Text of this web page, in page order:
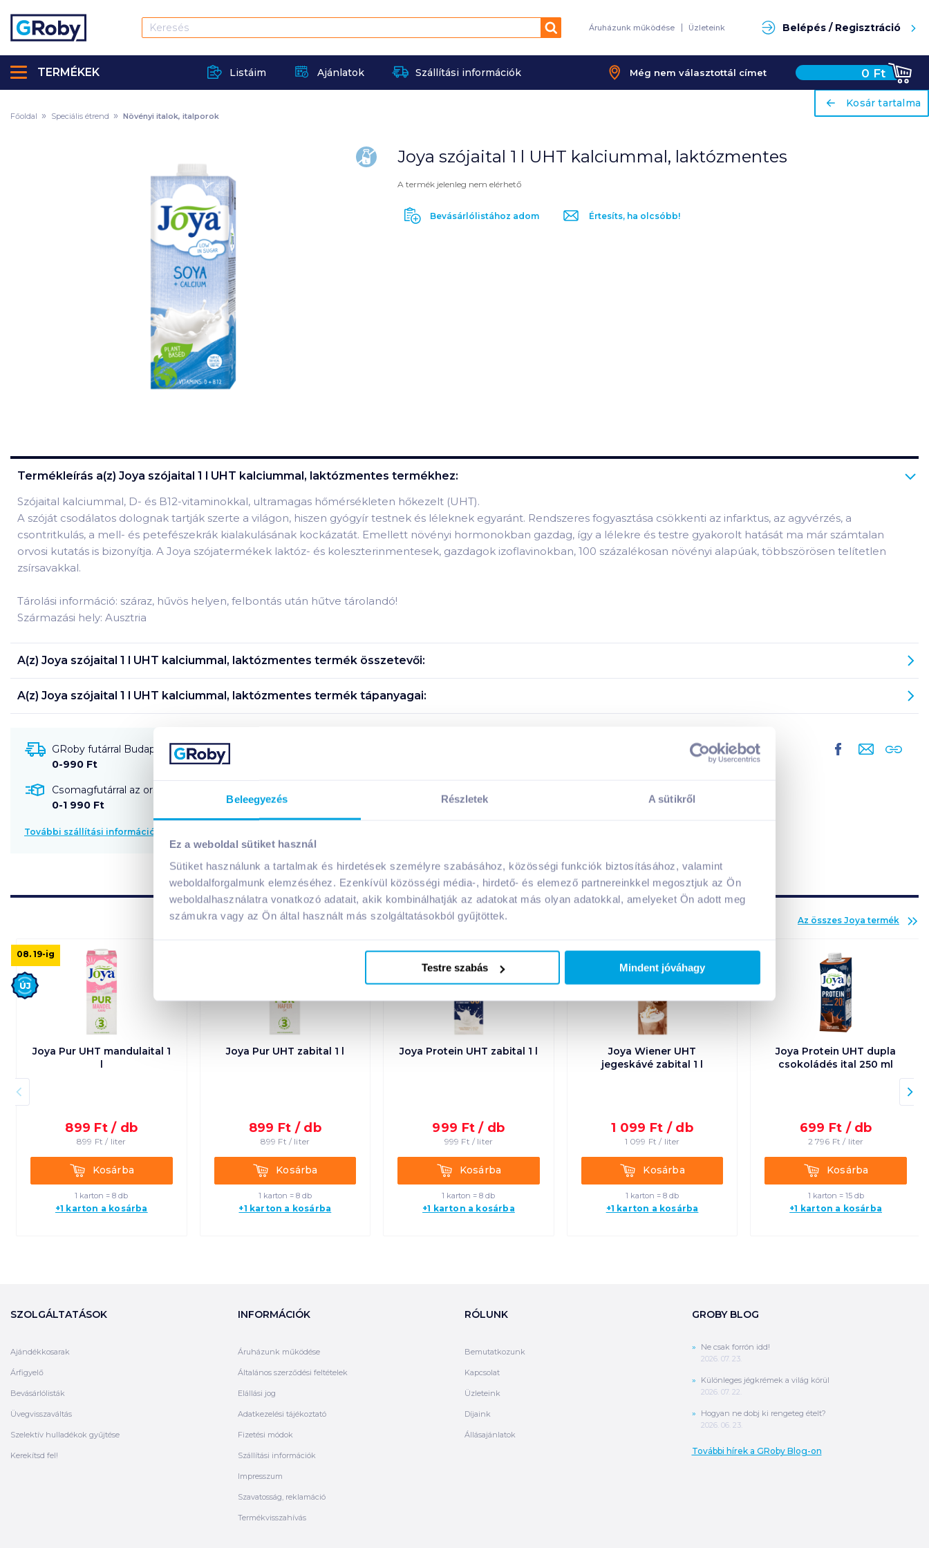
Beleegyezés Részletek A sütikről
Ez a weboldal sütiket használ
Sütiket használunk a tartalmak és hirdetések személyre szabásához, közösségi funkciók biztosításához, valamint
weboldalforgalmunk elemzéséhez. Ezenkívül közösségi média-, hirdető- és elemező partnereinkkel megosztjuk az Ön
weboldalhasználatra vonatkozó adatait, akik kombinálhatják az adatokat más olyan adatokkal, amelyeket Ön adott meg
számukra vagy az Ön által használt más szolgáltatásokból gyűjtöttek.
Testre szabás Mindent jóváhagy
Keresés Áruházunk működése Üzleteink Belépés / Regisztráció
Listáim Ajánlatok Szállítási információk Még nem választottál címet 0 Ft
TERMÉKEK
ariaLabel
Kosár tartalma
Adj hozzá termékeket!
Főoldal Speciális étrend Növényi italok, italporok
laktózmentesJoya szójaital 1 l UHT kalciummal, laktózmentes
A termék jelenleg nem elérhető
Bevásárlólistához adom Értesíts, ha olcsóbb!
Termékleírás a(z) Joya szójaital 1 l UHT kalciummal, laktózmentes termékhez:
Szójaital kalciummal, D- és B12-vitaminokkal, ultramagas hőmérsékleten hőkezelt (UHT).
A szóját csodálatos dolognak tartják szerte a világon, hiszen gyógyír testnek és léleknek egyaránt. Rendszeres fogyasztása csökkenti az infarktus, az agyvérzés, a
csontritkulás, a mell- és petefészekrák kialakulásának kockázatát. Emellett növényi hormonokban gazdag, így a lélekre és testre gyakorolt hatását ma már számtalan
orvosi kutatás is bizonyítja. A Joya szójatermékek laktóz- és koleszterinmentesek, gazdagok izoflavinokban, 100 százalékosan növényi alapúak, többszörösen telítetlen
zsírsavakkal.
Tárolási információ: száraz, hűvös helyen, felbontás után hűtve tárolandó!
Származási hely: Ausztria
A(z) Joya szójaital 1 l UHT kalciummal, laktózmentes termék összetevői:
A(z) Joya szójaital 1 l UHT kalciummal, laktózmentes termék tápanyagai:
GRoby futárral Budapestre és környékére szállítható
0-990 Ft
Csomagfutárral az ország egész területére szállítható!
0-1 990 Ft
További szállítási információk
A márka további termékei
Az összes Joya termék
Joya Pur UHT mandulaital 1
l
899 Ft / db
899 Ft / liter
KosárbaKosárba
1 karton = 8 db
+1 karton a kosárba
08. 19-ig
Új
Joya Pur UHT zabital 1 l
899 Ft / db
899 Ft / liter
KosárbaKosárba
1 karton = 8 db
+1 karton a kosárba
Joya Protein UHT zabital 1 l
999 Ft / db
999 Ft / liter
KosárbaKosárba
1 karton = 8 db
+1 karton a kosárba
08. 31-ig
Joya Wiener UHT
jegeskávé zabital 1 l
1 099 Ft / db
1 099 Ft / liter
KosárbaKosárba
1 karton = 8 db
+1 karton a kosárba
Új
Joya Protein UHT dupla
csokoládés ital 250 ml
699 Ft / db
2 796 Ft / liter
KosárbaKosárba
1 karton = 15 db
+1 karton a kosárba
Új
SZOLGÁLTATÁSOK
Ajándékkosarak
Árfigyelő
Bevásárlólisták
Üvegvisszaváltás
Szelektív hulladékok gyűjtése
Kerekítsd fel!
INFORMÁCIÓK
Áruházunk működése
Általános szerződési feltételek
Elállási jog
Adatkezelési tájékoztató
Fizetési módok
Szállítási információk
Impresszum
Szavatosság, reklamáció
Termékvisszahívás
RÓLUNK
Bemutatkozunk
Kapcsolat
Üzleteink
Díjaink
Állásajánlatok
GROBY BLOG
Ne csak forrón idd!
2026. 07. 23.
Különleges jégkrémek a világ körül
2026. 07. 22.
Hogyan ne dobj ki rengeteg ételt?
2026. 06. 23.
További hírek a GRoby Blog-on